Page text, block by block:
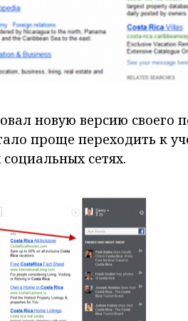
новую версию своего
проще переходить к
сетях.